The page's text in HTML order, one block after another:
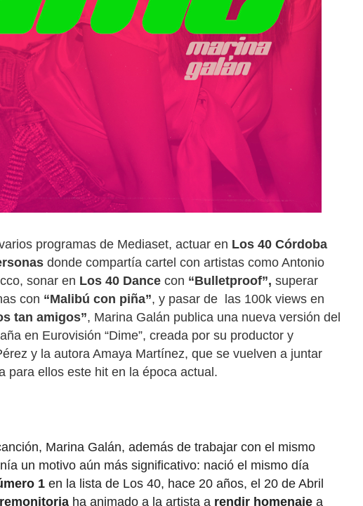
programas de Mediaset, actuar en Los 40 Córdoba
donde compartía cartel con artistas como Antonio
, sonar en Los 40 Dance con “Bulletproof”, superar
con “Malibú con piña”, y pasar de
las 100k views en
tan amigos”, Marina Galán publica una nueva versión del
en Eurovisión “Dime”, creada por su productor y
y la autora Amaya Martínez, que se vuelven a juntar
para ellos este hit en la época actual.
Marina Galán, además de trabajar con el mismo
un motivo aún más significativo: nació el mismo día
1 en la lista de Los 40, hace 20 años, el 20 de Abril
ha animado a la artista a rendir homenaje a